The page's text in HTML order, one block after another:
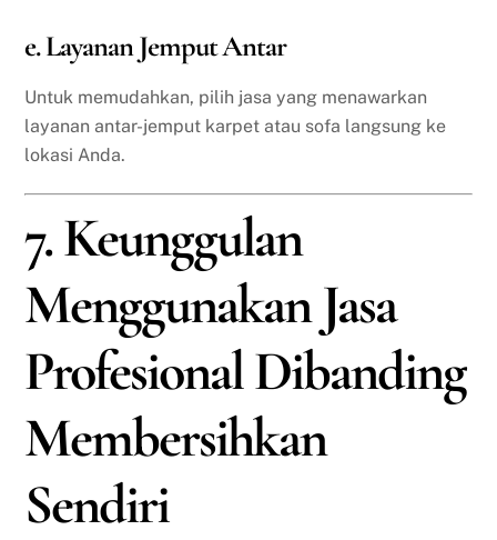
e. Layanan Jemput Antar
Untuk memudahkan, pilih jasa yang menawarkan
layanan antar-jemput karpet atau sofa langsung ke
lokasi Anda.
7. Keunggulan
Menggunakan Jasa
Profesional Dibanding
Membersihkan
Sendiri